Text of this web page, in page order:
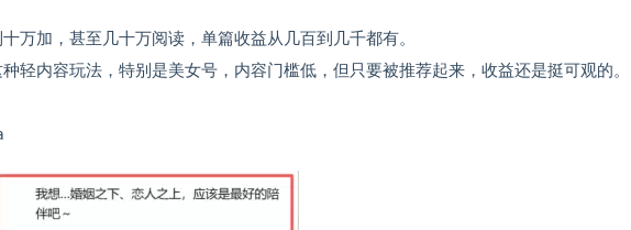
万加，甚至几十万阅读，单篇收益从几百到几千都有。
轻内容玩法，特别是美女号，内容门槛低，但只要被推荐起来，收益还是挺可观的。